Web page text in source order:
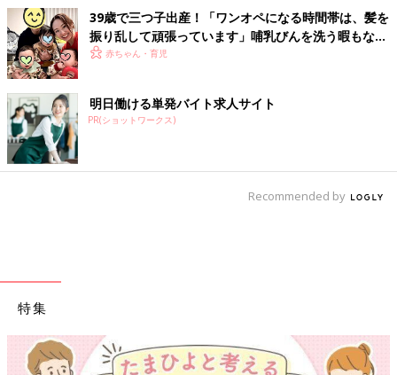
39歳で三つ子出産！「ワンオペになる時間帯は、髪を
振り乱して頑張っています」哺乳びんを洗う暇もない
怒涛の育児とは！？【桑子英里アナ・インタビュー】
赤ちゃん・育児
明日働ける単発バイト求人サイト
PR(ショットワークス)
Recommended by
特集